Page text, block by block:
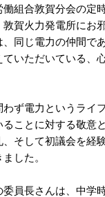
組合敦賀分会の定
賀火力発電所にお
同じ電力の仲間で
いただいている、
ず電力というライ
ことに対する敬意
、そして初議会を経
した。
員長さんは、中学